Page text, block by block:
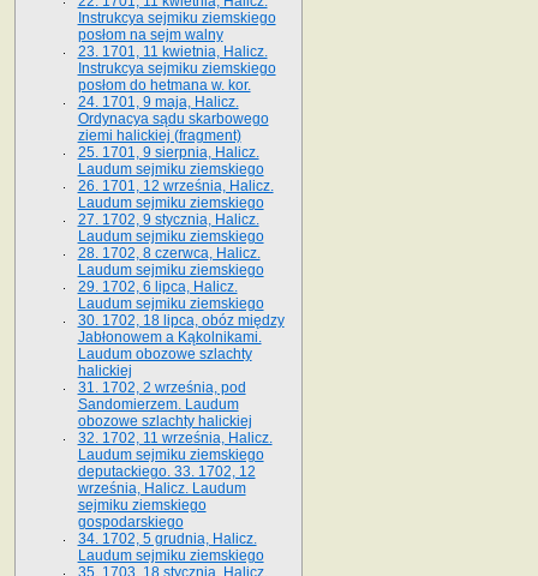
Instrukcya sejmiku ziemskiego
posłom na sejm walny
23. 1701, 11 kwietnia, Halicz.
Instrukcya sejmiku ziemskiego
posłom do hetmana w. kor.
24. 1701, 9 maja, Halicz.
Ordynacya sądu skarbowego
ziemi halickiej (fragment)
25. 1701, 9 sierpnia, Halicz.
Laudum sejmiku ziemskiego
26. 1701, 12 września, Halicz.
Laudum sejmiku ziemskiego
27. 1702, 9 stycznia, Halicz.
Laudum sejmiku ziemskiego
28. 1702, 8 czerwca, Halicz.
Laudum sejmiku ziemskiego
29. 1702, 6 lipca, Halicz.
Laudum sejmiku ziemskiego
30. 1702, 18 lipca, obóz między
Jabłonowem a Kąkolnikami.
Laudum obozowe szlachty
halickiej
31. 1702, 2 września, pod
Sandomierzem. Laudum
obozowe szlachty halickiej
32. 1702, 11 września, Halicz.
Laudum sejmiku ziemskiego
deputackiego. 33. 1702, 12
września, Halicz. Laudum
sejmiku ziemskiego
gospodarskiego
34. 1702, 5 grudnia, Halicz.
Laudum sejmiku ziemskiego
35. 1703, 18 stycznia, Halicz.